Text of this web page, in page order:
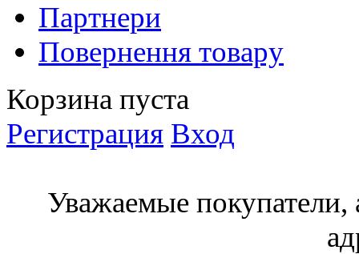
Партнери
Повернення товару
Корзина пуста
Регистрация Вход
Уважаемые покупатели,